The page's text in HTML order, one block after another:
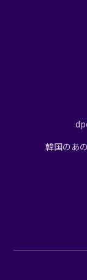
韓国のあ